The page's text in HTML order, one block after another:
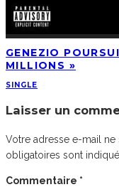
GENEZIO
MILLIONS »
SINGLE
Laisser un
Votre adresse e-mail ne
obligatoires sont
Commentaire *